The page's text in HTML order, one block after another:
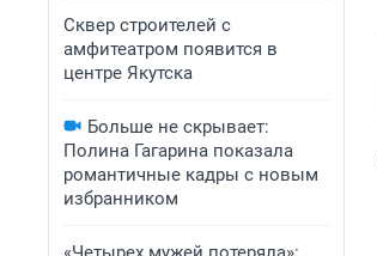
Сквер строителей с
амфитеатром появится в
центре Якутска
Больше не скрывает:
Полина Гагарина показала
романтичные кадры с новым
избранником